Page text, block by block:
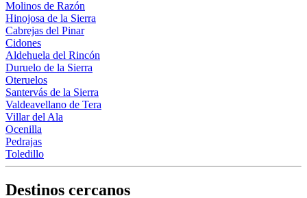
Molinos de Razón
Hinojosa de la Sierra
Cabrejas del Pinar
Cidones
Aldehuela del Rincón
Duruelo de la Sierra
Oteruelos
Santervás de la Sierra
Valdeavellano de Tera
Villar del Ala
Ocenilla
Pedrajas
Toledillo
Destinos cercanos